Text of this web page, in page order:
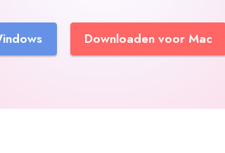
Downloaden voor Mac